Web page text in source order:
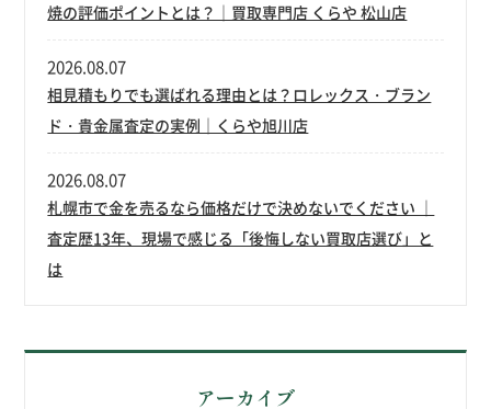
焼の評価ポイントとは？｜買取専門店 くらや 松山店
相見積もりでも選ばれる理由とは？ロレックス・ブラン
ド・貴金属査定の実例｜くらや旭川店
2026.08.07
札幌市で金を売るなら価格だけで決めないでください ｜
査定歴13年、現場で感じる「後悔しない買取店選び」と
は
2026.08.07
アーカイブ